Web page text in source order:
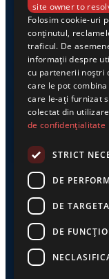
Despre noi
Casa de editură
site owner to
Folosim cookie-uri
conținutul,
traficul. De
informații despre
cu partenerii noștri
care le pot
care le-ați furnizat
colectat din
de confidențialitate
STRICT
DE
DE
DE